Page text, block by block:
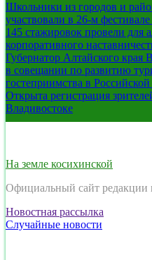
Школьники из городов и
участвовали в 26-м
145 стажировок провели для
корпоративного
Губернатор Алтайского края
в совещании по развитию
гостеприимства в
Открыта регистрация
Владивостоке
На земле косихинской
Официальный сайт редакции
Новостная рассылка
Случайные новости